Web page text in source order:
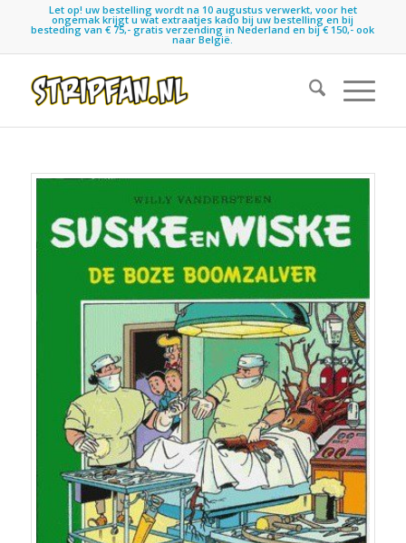
Let op! uw bestelling wordt na 10 augustus verwerkt, voor het
ongemak krijgt u wat extraatjes kado bij uw bestelling en bij
besteding van € 75,- gratis verzending in Nederland en bij € 150,- ook
naar België.